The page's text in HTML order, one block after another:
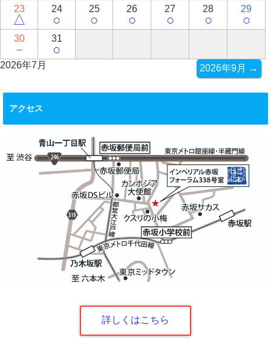
23
△
24
○
25
○
26
○
27
○
28
○
29
○
30
－
31
○
2026年7月 2026年9月 →
アクセス
詳しくはこちら